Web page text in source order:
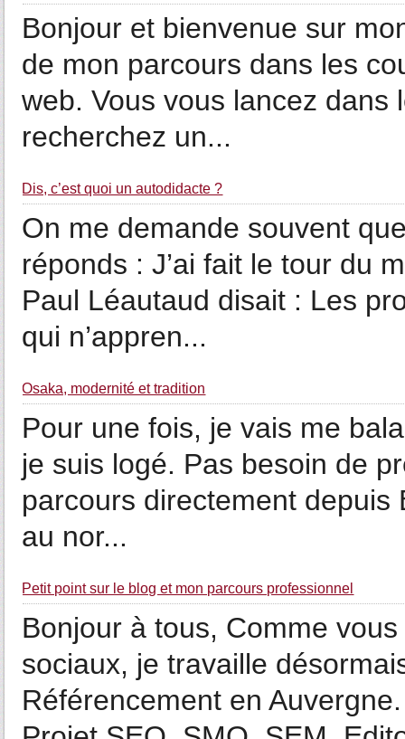
Bonjour et bienvenue sur
de mon parcours dans les
web. Vous vous lancez
recherchez un...
Dis, c’est quoi un autodidacte ?
On me demande souvent
réponds : J’ai fait le tour du
Paul Léautaud disait : Les
qui n’appren...
Ōsaka, modernité et tradition
Pour une fois, je vais me
je suis logé. Pas besoin de
parcours directement
au nor...
Petit point sur le blog et mon parcours professionnel
Bonjour à tous, Comme
sociaux, je travaille
Référencement en